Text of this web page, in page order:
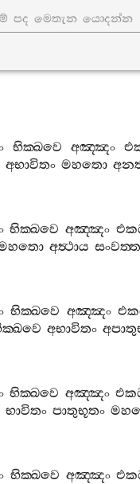
භික‍්ඛවෙ අඤ‍්ඤං
අභාවිතං මහතො
භික‍්ඛවෙ අඤ‍්ඤං
අත්‍ථාය
භික‍්ඛවෙ අඤ‍්ඤං
අභාවිතං
භික‍්ඛවෙ අඤ‍්ඤං
භාවිතං පාතුභූතං
භික‍්ඛවෙ අඤ‍්ඤං